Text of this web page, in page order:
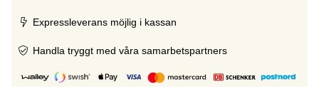
Expressleverans möjlig i kassan
Handla tryggt med våra samarbetspartners